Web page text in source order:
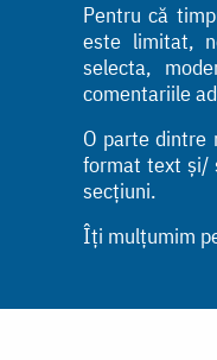
Pentru că
este limitat,
selecta,
comentariile
O parte dintre
format text și/
secțiuni.
Îți mulțumim